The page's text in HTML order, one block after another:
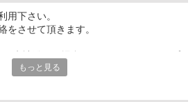
用下さい。
をさせて頂きます。
もっと見る